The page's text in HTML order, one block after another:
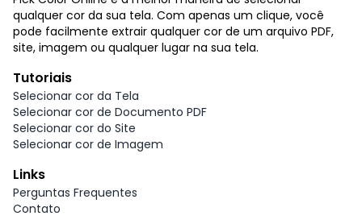
qualquer cor da sua tela. Com apenas um clique, você
pode facilmente extrair qualquer cor de um arquivo PDF,
site, imagem ou qualquer lugar na sua tela.
Tutoriais
Selecionar cor da Tela
Selecionar cor de Documento PDF
Selecionar cor do Site
Selecionar cor de Imagem
Links
Perguntas Frequentes
Contato